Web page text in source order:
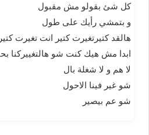
كل شئ بقولو مش مقبول
و بتمشي رأيك على طول
هالقد كتيرتغيرت كتير انت تغيرت كتير
ابدا مش هيك كنت شو هالتغييركنا
لا هم و لا شغلة بال
شو غير فينا الاحول
شو عم بيصير